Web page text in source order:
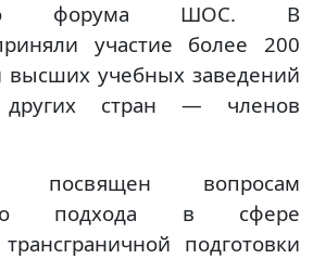
форума ШОС. В
участие более 200
высших учебных заведений
стран — членов
вопросам
подхода в сфере
подготовки